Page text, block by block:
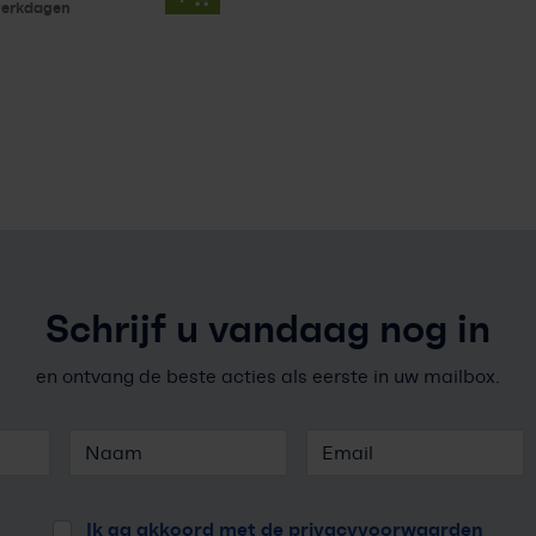
Schrijf u vandaag nog in
en ontvang de beste acties als eerste in uw mailbox.
Ik ga akkoord met de privacyvoorwaarden